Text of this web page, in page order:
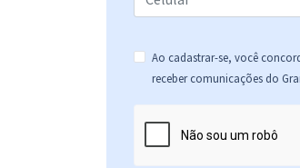
Ao cadastrar-se, você
receber comunicações do